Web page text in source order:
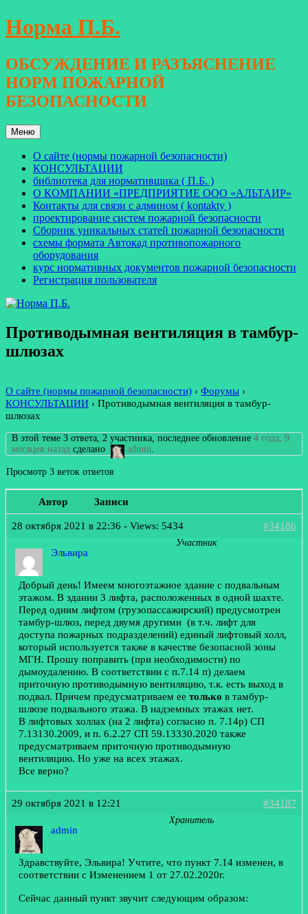
Перейти
к
Норма П.Б.
ОБСУЖДЕНИЕ И РАЗЪЯСНЕНИЕ
НОРМ ПОЖАРНОЙ
БЕЗОПАСНОСТИ
Меню
О сайте (нормы пожарной безопасности)
КОНСУЛЬТАЦИИ
библиотека для нормативщика ( П.Б. )
О КОМПАНИИ «ПРЕДПРИЯТИЕ ООО «АЛЬТАИР»
Контакты для связи с админом ( kontakty )
проектирование систем пожарной безопасности
Сборник уникальных статей пожарной безопасности
схемы формата Автокад противопожарного
оборудования
курс нормативных документов пожарной безопасности
Регистрация пользователя
Противодымная вентиляция в тамбур-
шлюзах
О сайте (нормы пожарной безопасности) › Форумы ›
КОНСУЛЬТАЦИИ › Противодымная вентиляция в тамбур-
шлюзах
В этой теме 3 ответа, 2 участника, последнее обновление4 года, 9
месяцев назад сделано admin
Просмотр 3 веток ответов
Автор Записи
28 октября 2021 в 22:36 - Views: 5434 #34186
Эльвира
Участник
Добрый день! Имеем многоэтажное здание с подвальным
этажом. В здании 3 лифта, расположенных в одной шахте.
Перед одним лифтом (грузопассажирский) предусмотрен
тамбур-шлюз, перед двумя другими (в т.ч. лифт для
доступа пожарных подразделений) единый лифтовый холл,
который используется также в качестве безопасной зоны
МГН. Прошу поправить (при необходимости) по
дымоудалению. В соответствии с п.7.14 п) делаем
приточную противодымную вентиляцию, т.к. есть выход в
подвал. Причем предусматриваем ее только в тамбур-
шлюзе подвального этажа. В надземных этажах нет.
В лифтовых холлах (на 2 лифта) согласно п. 7.14р) СП
7.13130.2009, и п. 6.2.27 СП 59.13330.2020 также
предусматриваем приточную противодымную
вентиляцию. Но уже на всех этажах.
Все верно?
29 октября 2021 в 12:21 #34187
admin
Хранитель
Здравствуйте, Эльвира! Учтите, что пункт 7.14 изменен, в
соответствии с Изменением 1 от 27.02.2020г.
Сейчас данный пункт звучит следующим образом: